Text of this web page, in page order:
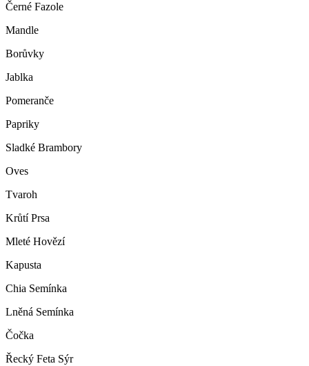
Černé Fazole
Mandle
Borůvky
Jablka
Pomeranče
Papriky
Sladké Brambory
Oves
Tvaroh
Krůtí Prsa
Mleté Hovězí
Kapusta
Chia Semínka
Lněná Semínka
Čočka
Řecký Feta Sýr